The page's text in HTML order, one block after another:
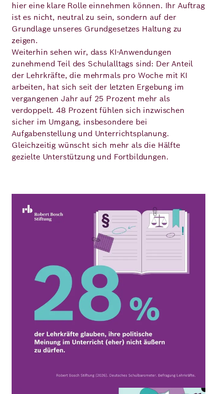
hier eine klare Rolle einnehmen können. Ihr Auftrag
ist es nicht, neutral zu sein, sondern auf der
Grundlage unseres Grundgesetzes Haltung zu
zeigen.
Weiterhin sehen wir, dass KI-Anwendungen
zunehmend Teil des Schulalltags sind: Der Anteil
der Lehrkräfte, die mehrmals pro Woche mit KI
arbeiten, hat sich seit der letzten Ergebung im
vergangenen Jahr auf 25 Prozent mehr als
verdoppelt. 48 Prozent fühlen sich inzwischen
sicher im Umgang, insbesondere bei
Aufgabenstellung und Unterrichtsplanung.
Gleichzeitig wünscht sich mehr als die Hälfte
gezielte Unterstützung und Fortbildungen.